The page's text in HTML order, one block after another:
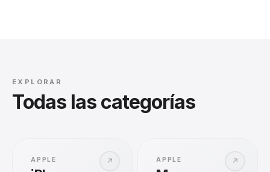
EXPLORAR
Todas las categorías
↗
APPLE ↗
APPLE